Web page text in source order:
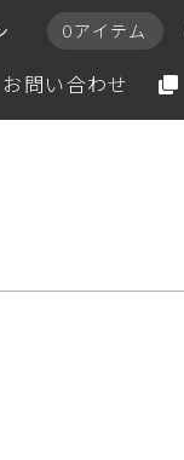
0アイテム
お問い合わせ